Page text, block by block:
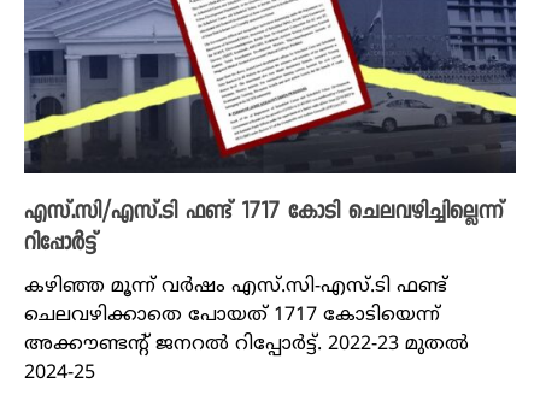
എസ്.സി/എസ്.ടി ഫണ്ട് 1717 കോടി ചെലവഴിച്ചില്ലെന്ന്
റിപ്പോർട്ട്
കഴിഞ്ഞ മൂന്ന് വർഷം എസ്.സി-എസ്.ടി ഫണ്ട്
ചെലവഴിക്കാതെ പോയത് 1717 കോടിയെന്ന്
അക്കൗണ്ടന്റ് ജനറൽ റിപ്പോർട്ട്. 2022-23 മുതൽ
2024-25